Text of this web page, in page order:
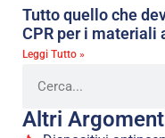
Tutto quello che
CPR per i materiali
Leggi Tutto »
Altri